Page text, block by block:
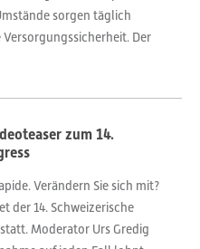
sorgen täglich
Der
zum 14.
Verändern Sie sich mit?
der 14. Schweizerische
Moderator Urs Gredig